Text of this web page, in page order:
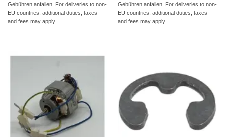
Gebühren anfallen. For deliveries to non-
EU countries, additional duties, taxes
and fees may apply.
Gebühren anfallen. For deliveries to non-
EU countries, additional duties, taxes
and fees may apply.